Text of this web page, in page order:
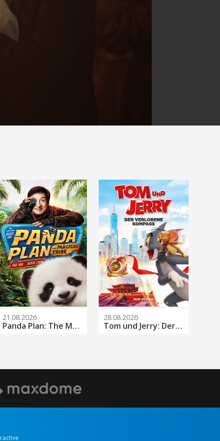
21.08.2026
Panda Plan: The Magical Tribe
28.08.2026
Tom und Jerry: Der verlorene Kompass